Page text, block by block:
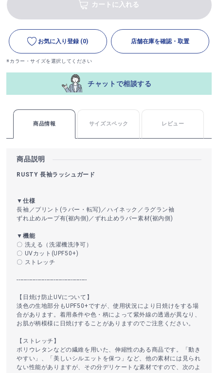
カートに入れる
お気に入り登録 (0) 店舗在庫を確認・取置
※カラー・サイズを選択してください
チャットで相談する
商品情報 サイズスペック レビュー
商品説明
RUSTY 長袖ラッシュガード
▼仕様
長袖／プリント(ラバー・転写)／ハイネック／ラグラン袖
ずれ止めループ有(裾内側)／ずれ止めラバー素材(裾内側)
▼機能
〇 洗える（洗濯機洗浄可）
〇 UVカット(UPF50+)
〇 ストレッチ
----------------------------------------
【日焼け防止UVについて】
淡色の生地部分もUPF50+ですが、使用状況により日焼けをする場
合があります。着用条件や色・柄によって紫外線の透過が異なり、
お肌が柄模様に日焼けすることがありますのでご注意ください。
【ストレッチ】
ポリウレタンなどの繊維を用いた、伸縮性のある商品です。「動き
やすい」、「美しいシルエットを保つ」など、他の素材には見られ
ない性能がありますが、その分デリケートな素材ですので、次のよ